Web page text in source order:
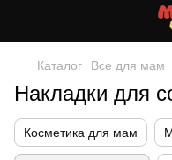
Каталог Все для мам
Накладки для
Косметика для мам